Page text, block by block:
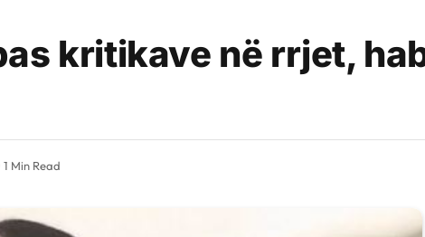
kritikave në rrjet,
1 Min Read